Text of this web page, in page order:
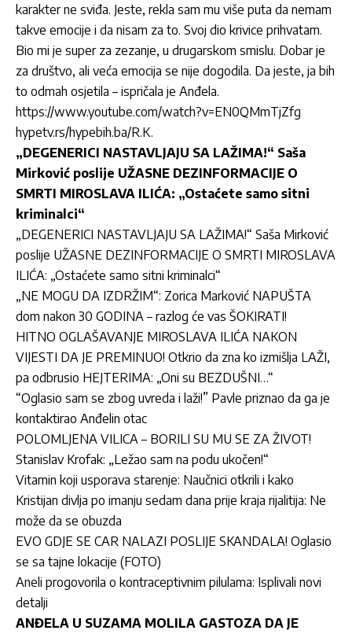
karakter ne sviđa. Jeste, rekla sam mu više puta da nemam
takve emocije i da nisam za to. Svoj dio krivice prihvatam.
Bio mi je super za zezanje, u drugarskom smislu. Dobar je
za društvo, ali veća emocija se nije dogodila. Da jeste, ja bih
to odmah osjetila – ispričala je Anđela.
https://www.youtube.com/watch?v=EN0QMmTjZfg
hypetv.rs/hypebih.ba/R.K.
„DEGENERICI NASTAVLJAJU SA LAŽIMA!“ Saša
Mirković poslije UŽASNE DEZINFORMACIJE O
SMRTI MIROSLAVA ILIĆA: „Ostaćete samo sitni
kriminalci“
„DEGENERICI NASTAVLJAJU SA LAŽIMA!“ Saša Mirković
poslije UŽASNE DEZINFORMACIJE O SMRTI MIROSLAVA
ILIĆA: „Ostaćete samo sitni kriminalci“
„NE MOGU DA IZDRŽIM“: Zorica Marković NAPUŠTA
dom nakon 30 GODINA – razlog će vas ŠOKIRATI!
HITNO OGLAŠAVANJE MIROSLAVA ILIĆA NAKON
VIJESTI DA JE PREMINUO! Otkrio da zna ko izmišlja LAŽI,
pa odbrusio HEJTERIMA: „Oni su BEZDUŠNI…“
“Oglasio sam se zbog uvreda i laži!” Pavle priznao da ga je
kontaktirao Anđelin otac
POLOMLJENA VILICA – BORILI SU MU SE ZA ŽIVOT!
Stanislav Krofak: „Ležao sam na podu ukočen!“
Vitamin koji usporava starenje: Naučnici otkrili i kako
Kristijan divlja po imanju sedam dana prije kraja rijalitija: Ne
može da se obuzda
EVO GDJE SE CAR NALAZI POSLIJE SKANDALA! Oglasio
se sa tajne lokacije (FOTO)
Aneli progovorila o kontraceptivnim pilulama: Isplivali novi
detalji
ANĐELA U SUZAMA MOLILA GASTOZA DA JE